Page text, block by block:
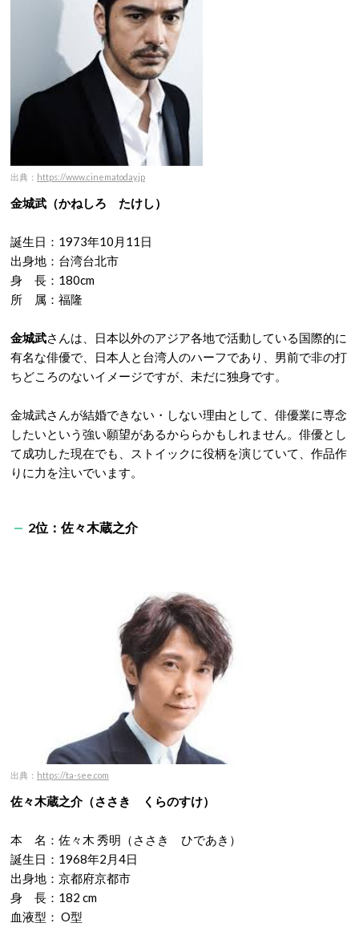
出典： https://www.cinematoday.jp
金城武（かねしろ たけし）
誕生日：1973年10月11日
出身地：台湾台北市
身 長：180cm
所 属：福隆
金城武さんは、日本以外のアジア各地で活動している国際的に
有名な俳優で、日本人と台湾人のハーフであり、男前で非の打
ちどころのないイメージですが、未だに独身です。
金城武さんが結婚できない・しない理由として、俳優業に専念
したいという強い願望があるかららかもしれません。俳優とし
て成功した現在でも、ストイックに役柄を演じていて、作品作
りに力を注いでいます。
2位：佐々木蔵之介
出典： https://ta-see.com
佐々木蔵之介（ささき くらのすけ）
本 名：佐々木 秀明（ささき ひであき）
誕生日：1968年2月4日
出身地：京都府京都市
身 長：182 cm
血液型： O型